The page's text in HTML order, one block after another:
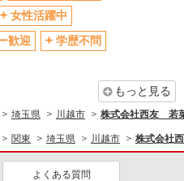
女性活躍中
歓迎
学歴不問
もっと見る
埼玉県 川越市 株式会社西友 若
関東 埼玉県 川越市 株式会社
よくある質問